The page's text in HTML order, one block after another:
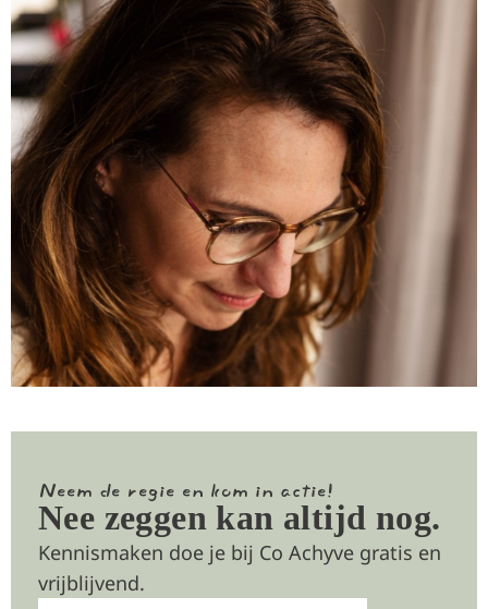
Neem de regie en kom in actie!
Nee zeggen kan altijd nog.
Kennismaken doe je bij Co Achyve gratis en
vrijblijvend.